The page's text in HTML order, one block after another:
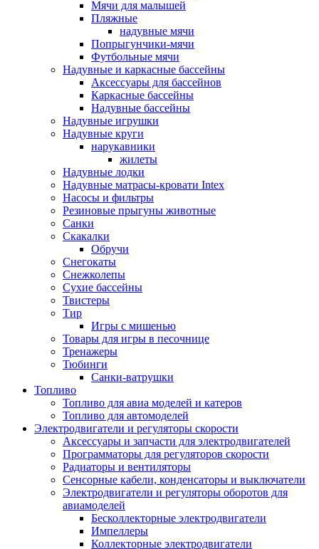
Мячи для малышей
Пляжные
надувные мячи
Попрыгунчики-мячи
Футбольные мячи
Надувные и каркасные бассейны
Аксессуары для бассейнов
Каркасные бассейны
Надувные бассейны
Надувные игрушки
Надувные круги
нарукавники
жилеты
Надувные лодки
Надувные матрасы-кровати Intex
Насосы и фильтры
Резиновые прыгуны животные
Санки
Скакалки
Обручи
Снегокаты
Снежколепы
Сухие бассейны
Твистеры
Тир
Игры с мишенью
Товары для игры в песочнице
Тренажеры
Тюбинги
Санки-ватрушки
Топливо
Топливо для авиа моделей и катеров
Топливо для автомоделей
Электродвигатели и регуляторы скорости
Аксессуары и запчасти для электродвигателей
Программаторы для регуляторов скорости
Радиаторы и вентиляторы
Сенсорные кабели, конденсаторы и выключатели
Электродвигатели и регуляторы оборотов для
авиамоделей
Бесколлекторные электродвигатели
Импеллеры
Коллекторные электродвигатели